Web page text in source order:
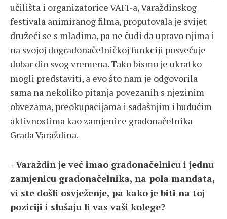
učilišta i organizatorice VAFI-a, Varaždinskog
festivala animiranog filma, proputovala je svijet
družeći se s mladima, pa ne čudi da upravo njima i
na svojoj dogradonačelničkoj funkciji posvećuje
dobar dio svog vremena. Tako bismo je ukratko
mogli predstaviti, a evo što nam je odgovorila
sama na nekoliko pitanja povezanih s njezinim
obvezama, preokupacijama i sadašnjim i budućim
aktivnostima kao zamjenice gradonačelnika
Grada Varaždina.
- Varaždin je već imao gradonačelnicu i jednu
zamjenicu gradonačelnika, na pola mandata,
vi ste došli osvježenje, pa kako je biti na toj
poziciji i slušaju li vas vaši kolege?